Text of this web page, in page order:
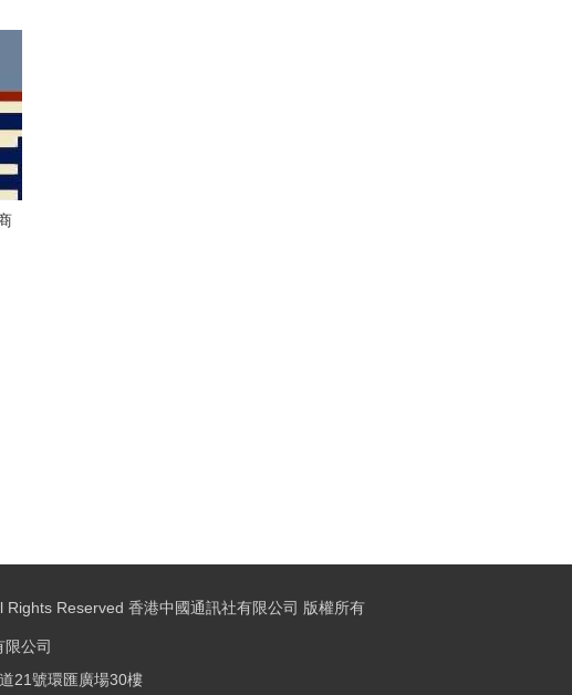
Reserved 香港中國通訊社有限公司 版權所有
公司
21號環匯廣場30樓